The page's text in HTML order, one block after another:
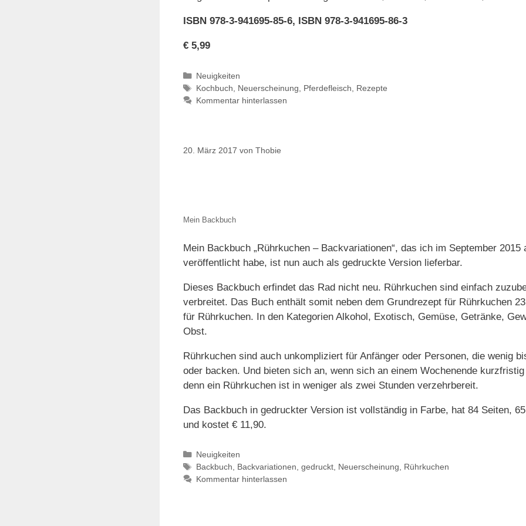
ISBN 978-3-941695-85-6, ISBN 978-3-941695-86-3
€ 5,99
Kategorien
Neuigkeiten
Schlagwörter
Kochbuch Neuerscheinung Pferdefleisch
Rezepte
Kommentar hinterlassen
20. März 2017 von Thobie
Mein Backbuch
Mein Backbuch „Rührkuchen – Backvariationen“, das ich im September 2015
veröffentlicht habe, ist nun auch als gedruckte Version lieferbar.
Dieses Backbuch erfindet das Rad nicht neu. Rührkuchen sind einfach
verbreitet. Das Buch enthält somit neben dem Grundrezept für Rührkuchen
für Rührkuchen. In den Kategorien Alkohol, Exotisch, Gemüse, Getränke,
Obst.
Rührkuchen sind auch unkompliziert für Anfänger oder Personen, die wenig
oder backen. Und bieten sich an, wenn sich an einem Wochenende
denn ein Rührkuchen ist in weniger als zwei Stunden verzehrbereit.
Das Backbuch in gedruckter Version ist vollständig in Farbe, hat 84 Seiten,
und kostet € 11,90.
Kategorien
Neuigkeiten
Schlagwörter
Backbuch, Backvariationen, gedruckt, Neuerscheinung, Rührkuchen
Kommentar hinterlassen